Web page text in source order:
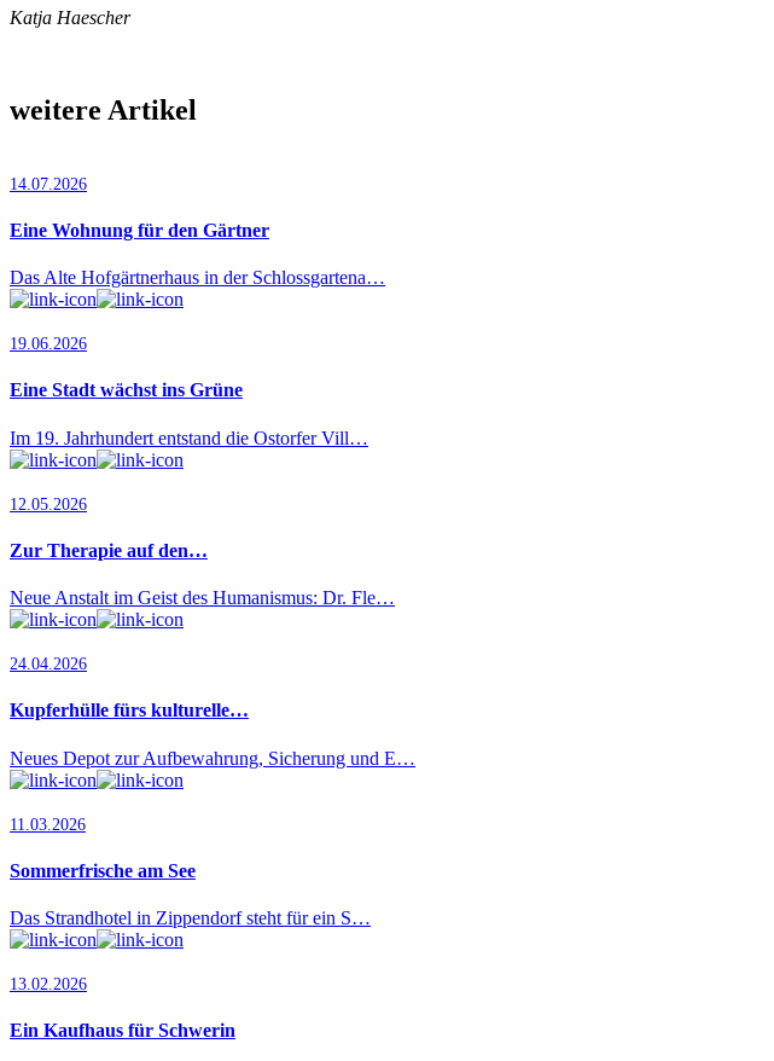
Katja Haescher
weitere Artikel
14.07.2026
Eine Wohnung für den Gärtner
Das Alte Hofgärtnerhaus in der Schlossgartena…
19.06.2026
Eine Stadt wächst ins Grüne
Im 19. Jahrhundert entstand die Ostorfer Vill…
12.05.2026
Zur Therapie auf den…
Neue Anstalt im Geist des Humanismus: Dr. Fle…
24.04.2026
Kupferhülle fürs kulturelle…
Neues Depot zur Aufbewahrung, Sicherung und E…
11.03.2026
Sommerfrische am See
Das Strandhotel in Zippendorf steht für ein S…
13.02.2026
Ein Kaufhaus für Schwerin